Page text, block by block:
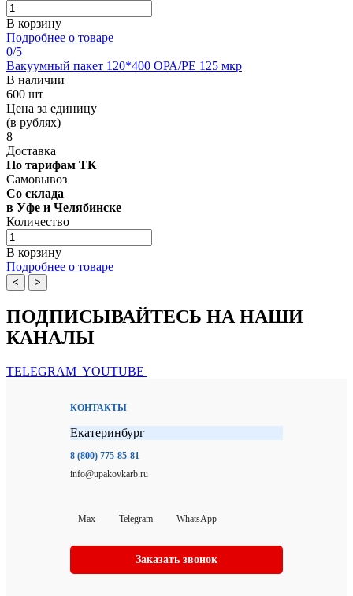
В корзину
Подробнее о товаре
0/5
Вакуумный пакет 120*400 OРА/РЕ 125 мкр
В наличии
600 шт
Цена за единицу
(в рублях)
8
Доставка
По тарифам ТК
Самовывоз
Со склада
в Уфе и Челябинске
Количество
В корзину
Подробнее о товаре
< >
ПОДПИСЫВАЙТЕСЬ НА НАШИ
КАНАЛЫ
TELEGRAM YOUTUBE
КОНТАКТЫ
Екатеринбург
8 (800) 775-85-81
info@upakovkarb.ru
Max Telegram WhatsApp
Заказать звонок